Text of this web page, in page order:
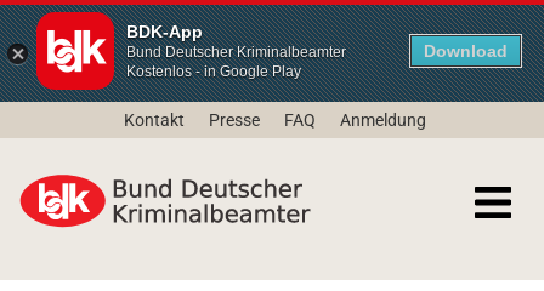
BDK-App
Bund Deutscher Kriminalbeamter
Kostenlos - in Google Play
Download
Kontakt Presse FAQ Anmeldung